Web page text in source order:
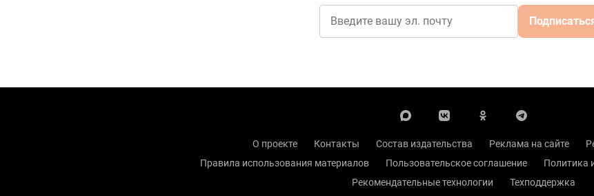
О проекте Контакты Состав издательства Реклама на сайте
Правила использования материалов
Пользовательское соглашение
Политика
Рекомендательные технологии
Техподдержка